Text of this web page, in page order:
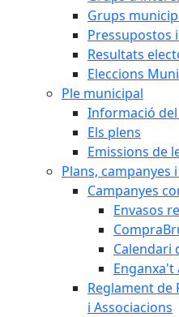
Grups
Pressupostos
Resultats
Eleccions
Ple municipal
Informació
Els plens
Emissions de
Plans, campanyes
Campanyes
Envasos
Calendari
Enganxa't
Reglament de
i Associacions